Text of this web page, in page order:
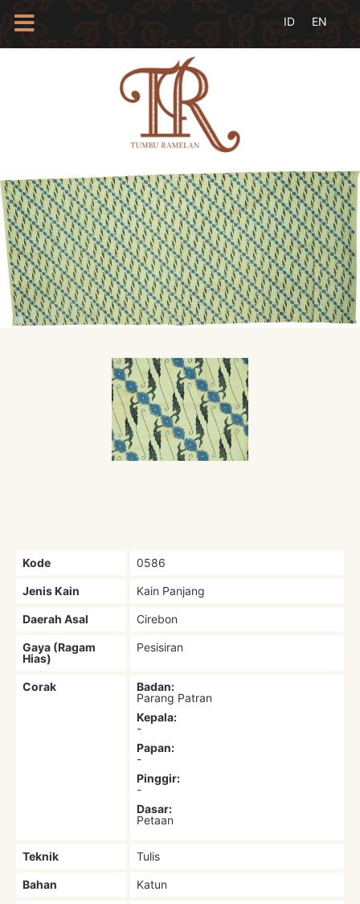
PROFIL
INSAN
BATIK
KAMUS
BATIK
KATALOG
BATIK
TANYA
Kode 0586
Jenis Kain Kain Panjang
Daerah Asal Cirebon
Gaya (Ragam
Hias)
Pesisiran
Corak
Badan:
Parang Patran
Kepala:
-
Papan:
-
Pinggir:
-
Dasar:
Petaan
Teknik Tulis
Bahan Katun